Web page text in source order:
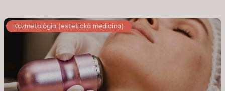
Kozmetológia (estetická medicína)